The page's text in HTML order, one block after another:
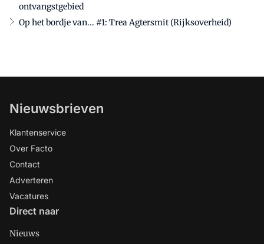
ontvangstgebied
Op het bordje van... #1: Trea Agtersmit (Rijksoverheid)
Nieuwsbrieven
Klantenservice
Over Facto
Contact
Adverteren
Vacatures
Direct naar
Nieuws